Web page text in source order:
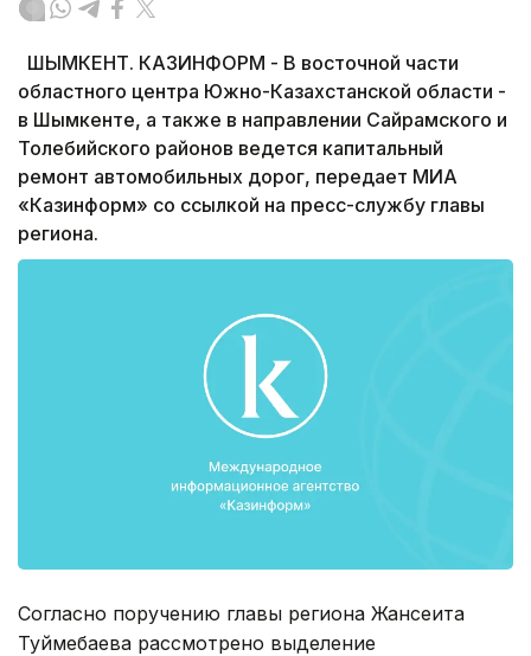
ШЫМКЕНТ. КАЗИНФОРМ - В восточной части
областного центра Южно-Казахстанской области -
в Шымкенте, а также в направлении Сайрамского и
Толебийского районов ведется капитальный
ремонт автомобильных дорог, передает МИА
«Казинформ» со ссылкой на пресс-службу главы
региона.
Согласно поручению главы региона Жансеита
Туймебаева рассмотрено выделение